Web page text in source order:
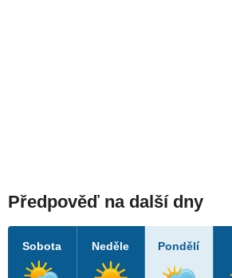
Předpověď na další dny
Sobota Neděle Pondělí